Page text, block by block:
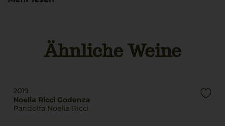
Rebsorten
100% Sangiovese
Händler
DE-ÖKO-006
Predappio (FC), Italia
Ähnliche Weine
2019
Noelia Ricci Godenza
Pandolfa Noelia Ricci